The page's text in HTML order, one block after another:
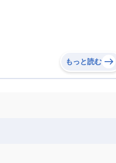
もっと読む